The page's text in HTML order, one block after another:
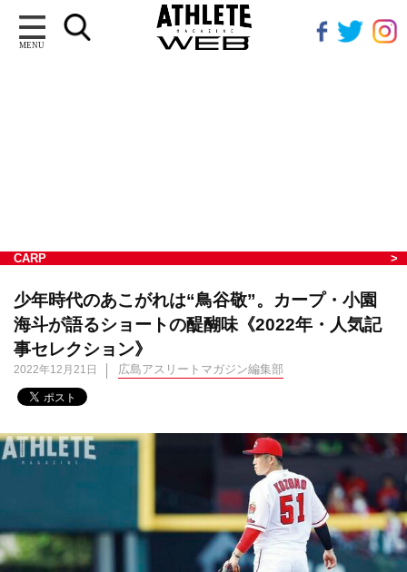
MENU
CARP
少年時代のあこがれは“鳥谷敬”。カープ・小園
海斗が語るショートの醍醐味《2022年・人気記
事セレクション》
2022年12月21日 広島アスリートマガジン編集部